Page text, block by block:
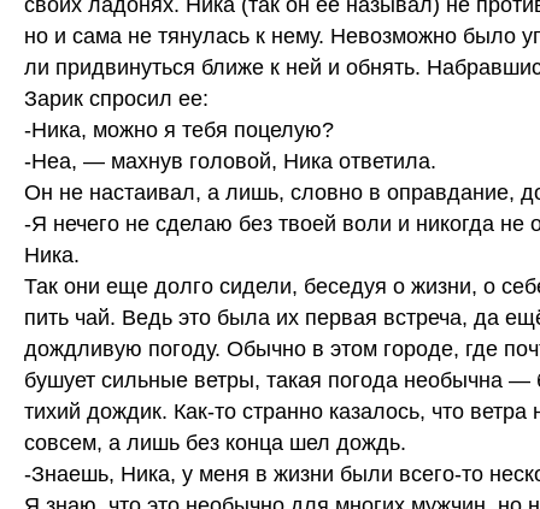
своих ладонях. Ника (так он ее называл) не
но и сама не тянулась к нему. Невозможно было
ли придвинуться ближе к ней и обнять.
Зарик спросил ее:
-Ника, можно я тебя поцелую?
-Неа, — махнув головой, Ника ответила.
Он не настаивал, а лишь, словно в оправдание,
-Я нечего не сделаю без твоей воли и никогда не
Ника.
Так они еще долго сидели, беседуя о жизни, о
пить чай. Ведь это была их первая встреча, да
дождливую погоду. Обычно в этом городе, где
бушует сильные ветры, такая погода необычна —
тихий дождик. Как-то странно казалось, что ветра
совсем, а лишь без конца шел дождь.
-Знаешь, Ника, у меня в жизни были всего-то